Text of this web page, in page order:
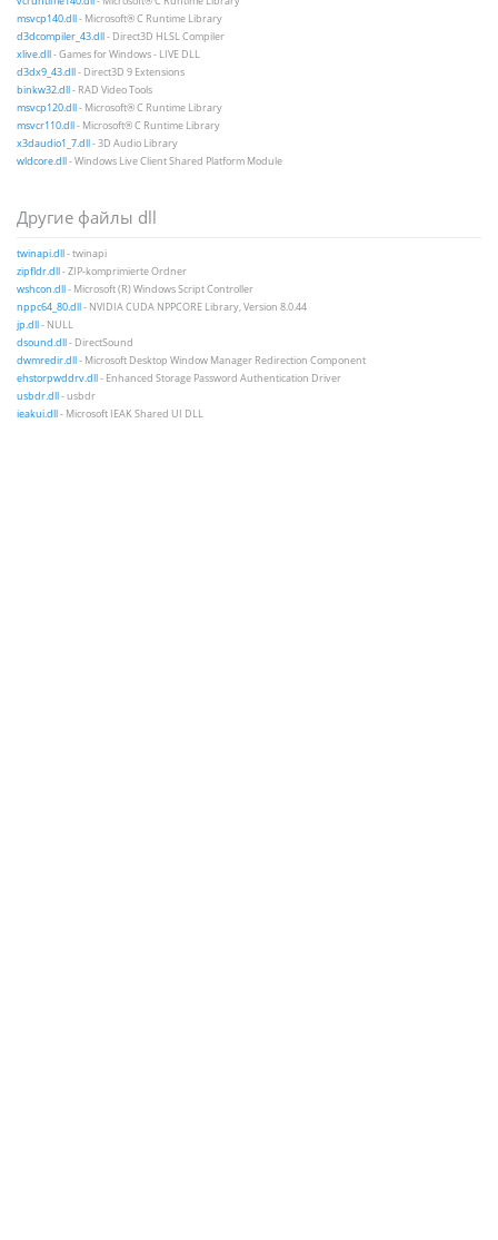
msvcp140.dll- Microsoft® C Runtime Library
d3dcompiler_43.dll- Direct3D HLSL Compiler
xlive.dll- Games for Windows - LIVE DLL
d3dx9_43.dll- Direct3D 9 Extensions
binkw32.dll- RAD Video Tools
msvcp120.dll- Microsoft® C Runtime Library
msvcr110.dll- Microsoft® C Runtime Library
x3daudio1_7.dll- 3D Audio Library
wldcore.dll- Windows Live Client Shared Platform Module
Другие файлы dll
twinapi.dll- twinapi
zipfldr.dll- ZIP-komprimierte Ordner
wshcon.dll- Microsoft (R) Windows Script Controller
nppc64_80.dll- NVIDIA CUDA NPPCORE Library, Version 8.0.44
jp.dll- NULL
dsound.dll- DirectSound
dwmredir.dll- Microsoft Desktop Window Manager Redirection Component
ehstorpwddrv.dll- Enhanced Storage Password Authentication Driver
usbdr.dll- usbdr
ieakui.dll- Microsoft IEAK Shared UI DLL